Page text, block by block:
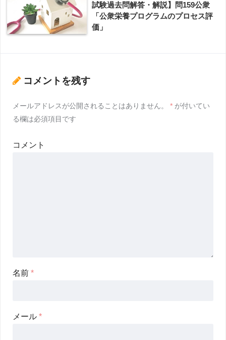
試験過去問解答・解説】問159公衆
「公衆栄養プログラムのプロセス評
価」
コメントを残す
メールアドレスが公開されることはありません。 * が付いてい
る欄は必須項目です
コメント
名前 *
メール *